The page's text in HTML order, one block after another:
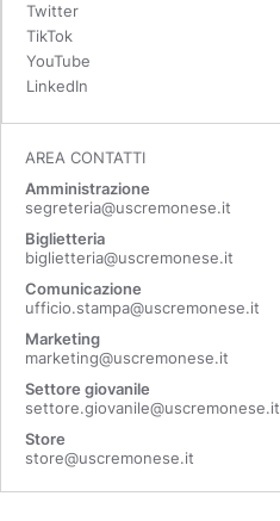
Twitter
TikTok
YouTube
LinkedIn
AREA CONTATTI
Amministrazione
segreteria@uscremonese.it
Biglietteria
biglietteria@uscremonese.it
Comunicazione
ufficio.stampa@uscremonese.it
Marketing
marketing@uscremonese.it
Settore giovanile
settore.giovanile@uscremonese.it
Store
store@uscremonese.it